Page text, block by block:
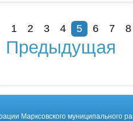
1 2 3 4 5 6 7 8
Предыдущая
Марксовского муниципального